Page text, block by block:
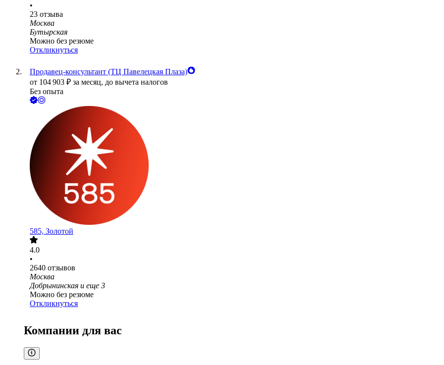
•
23 отзыва
Москва
Бутырская
Можно без резюме
Откликнуться
Продавец-консультант (ТЦ Павелецкая Плаза)
от 104 903 ₽ за месяц, до вычета налогов
Без опыта
585, Золотой
4.0
•
2640 отзывов
Москва
Добрынинская и еще 3
Можно без резюме
Откликнуться
Компании для вас